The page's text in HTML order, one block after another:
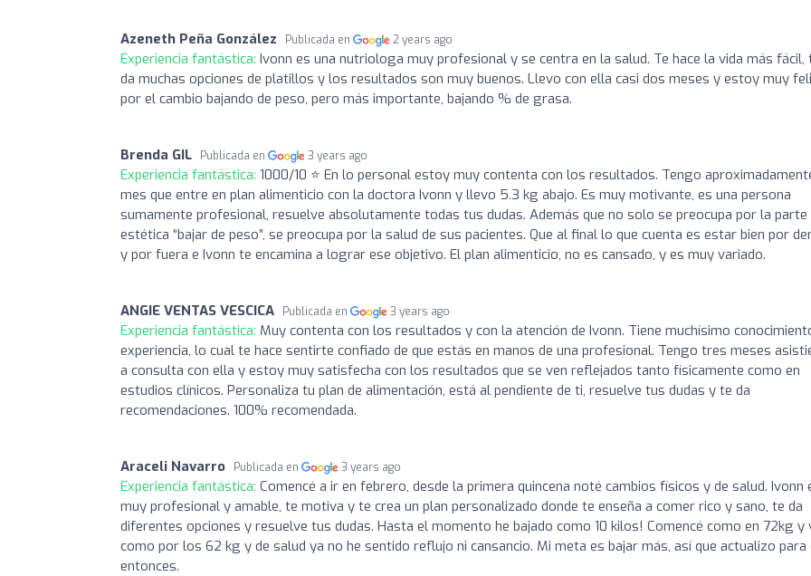
Azeneth Peña González Publicada en 2 years ago
Experiencia fantástica: Ivonn es una nutriologa muy profesional y se centra en la salud. Te hace la vida más fácil,
da muchas opciones de platillos y los resultados son muy buenos. Llevo con ella casi dos meses y estoy muy
por el cambio bajando de peso, pero más importante, bajando % de grasa.
Brenda GIL Publicada en 3 years ago
Experiencia fantástica: 1000/10 ⭐️ En lo personal estoy muy contenta con los resultados. Tengo
mes que entre en plan alimenticio con la doctora Ivonn y llevo 5.3 kg abajo. Es muy motivante, es una persona
sumamente profesional, resuelve absolutamente todas tus dudas. Además que no solo se preocupa por la parte
estética “bajar de peso”, se preocupa por la salud de sus pacientes. Que al final lo que cuenta es estar bien por
y por fuera e Ivonn te encamina a lograr ese objetivo. El plan alimenticio, no es cansado, y es muy variado.
ANGIE VENTAS VESCICA Publicada en 3 years ago
Experiencia fantástica: Muy contenta con los resultados y con la atención de Ivonn. Tiene muchísimo
experiencia, lo cual te hace sentirte confiado de que estás en manos de una profesional. Tengo tres meses
a consulta con ella y estoy muy satisfecha con los resultados que se ven reflejados tanto físicamente como en
estudios clínicos. Personaliza tu plan de alimentación, está al pendiente de ti, resuelve tus dudas y te da
recomendaciones. 100% recomendada.
Araceli Navarro Publicada en 3 years ago
Experiencia fantástica: Comencé a ir en febrero, desde la primera quincena noté cambios físicos y de salud. Ivonn
muy profesional y amable, te motiva y te crea un plan personalizado donde te enseña a comer rico y sano, te da
diferentes opciones y resuelve tus dudas. Hasta el momento he bajado como 10 kilos! Comencé como en 72kg y
como por los 62 kg y de salud ya no he sentido reflujo ni cansancio. Mi meta es bajar más, así que actualizo para
entonces.